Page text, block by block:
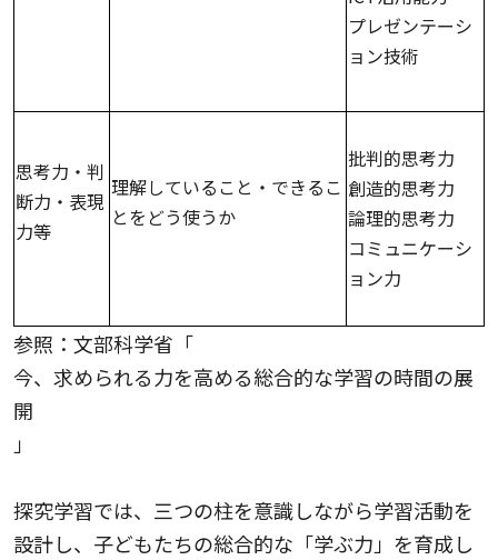
プレゼンテーシ
ョン技術
思考力・判
断力・表現
力等
理解していること・できるこ
とをどう使うか
批判的思考力
創造的思考力
論理的思考力
コミュニケーシ
ョン力
参照：文部科学省「
今、求められる力を高める総合的な学習の時間の展
開
」
探究学習では、三つの柱を意識しながら学習活動を
設計し、子どもたちの総合的な「学ぶ力」を育成し